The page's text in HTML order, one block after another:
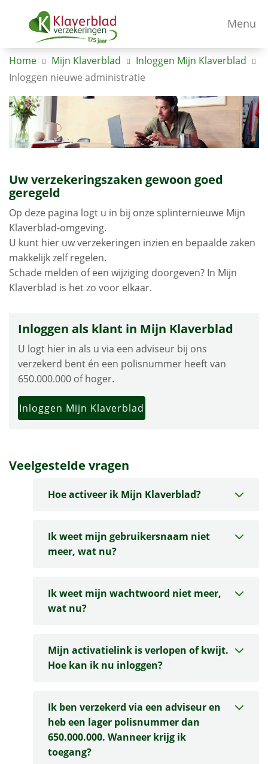
Menu
Home Mijn Klaverblad
Inloggen Mijn Klaverblad
Inloggen nieuwe administratie
Uw verzekeringszaken gewoon goed
geregeld
Op deze pagina logt u in bij onze splinternieuwe Mijn
Klaverblad-omgeving.
U kunt hier uw verzekeringen inzien en bepaalde zaken
makkelijk zelf regelen.
Schade melden of een wijziging doorgeven? In Mijn
Klaverblad is het zo voor elkaar.
Inloggen als klant in Mijn Klaverblad
U logt hier in als u via een adviseur bij ons
verzekerd bent én een polisnummer heeft van
650.000.000 of hoger.
Inloggen Mijn Klaverblad
Veelgestelde vragen
Hoe activeer ik Mijn Klaverblad?
Ik weet mijn gebruikersnaam niet
meer, wat nu?
Ik weet mijn wachtwoord niet meer,
wat nu?
Mijn activatielink is verlopen of kwijt.
Hoe kan ik nu inloggen?
Ik ben verzekerd via een adviseur en
heb een lager polisnummer dan
650.000.000. Wanneer krijg ik
toegang?